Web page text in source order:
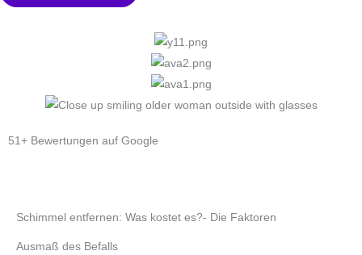
51+ Bewertungen auf Google
Schimmel entfernen: Was kostet es?- Die Faktoren
Ausmaß des Befalls